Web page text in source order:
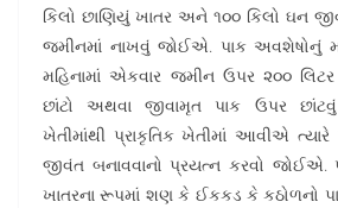
કિલો છાણિયું ખાતર અને ૧૦૦ કિલો ઘન
જમીનમાં નાખવું જોઈએ. પાક અવશેષોનું
મહિનામાં એકવાર જમીન ઉપર ૨૦૦
છાંટો અથવા જીવામૃત પાક ઉપર
ખેતીમાંથી પ્રાકૃતિક ખેતીમાં આવીએ
જીવંત બનાવવાનો પ્રયત્ન કરવો જોઈએ.
ખાતરના રૂપમાં શણ કે ઈકકડ કે કઠોળનો